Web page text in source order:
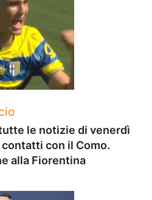
le notizie di venerdì
con il Como.
alla Fiorentina